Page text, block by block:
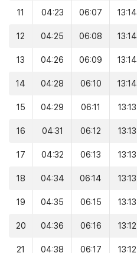
11 04:23 06:07 13:14
12 04:25 06:08 13:14
13 04:26 06:09 13:14
14 04:28 06:10 13:14
15 04:29 06:11 13:13
16 04:31 06:12 13:13
17 04:32 06:13 13:13
18 04:34 06:14 13:13
19 04:35 06:15 13:13
20 04:36 06:16 13:12
21 04:38 06:17 13:12